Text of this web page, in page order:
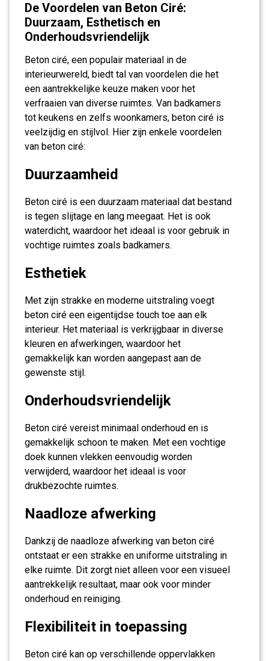
De Voordelen van Beton Ciré:
Duurzaam, Esthetisch en
Onderhoudsvriendelijk
Beton ciré, een populair materiaal in de
interieurwereld, biedt tal van voordelen die het
een aantrekkelijke keuze maken voor het
verfraaien van diverse ruimtes. Van badkamers
tot keukens en zelfs woonkamers, beton ciré is
veelzijdig en stijlvol. Hier zijn enkele voordelen
van beton ciré:
Duurzaamheid
Beton ciré is een duurzaam materiaal dat bestand
is tegen slijtage en lang meegaat. Het is ook
waterdicht, waardoor het ideaal is voor gebruik in
vochtige ruimtes zoals badkamers.
Esthetiek
Met zijn strakke en moderne uitstraling voegt
beton ciré een eigentijdse touch toe aan elk
interieur. Het materiaal is verkrijgbaar in diverse
kleuren en afwerkingen, waardoor het
gemakkelijk kan worden aangepast aan de
gewenste stijl.
Onderhoudsvriendelijk
Beton ciré vereist minimaal onderhoud en is
gemakkelijk schoon te maken. Met een vochtige
doek kunnen vlekken eenvoudig worden
verwijderd, waardoor het ideaal is voor
drukbezochte ruimtes.
Naadloze afwerking
Dankzij de naadloze afwerking van beton ciré
ontstaat er een strakke en uniforme uitstraling in
elke ruimte. Dit zorgt niet alleen voor een visueel
aantrekkelijk resultaat, maar ook voor minder
onderhoud en reiniging.
Flexibiliteit in toepassing
Beton ciré kan op verschillende oppervlakken